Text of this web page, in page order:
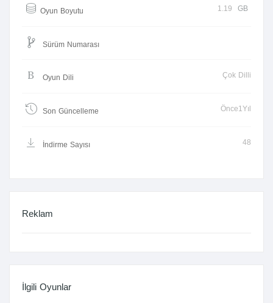
Oyun Boyutu 1.19 GB
Sürüm Numarası
Oyun Dili Çok Dilli
Son Güncelleme Önce1Yıl
İndirme Sayısı 48
Reklam
İlgili Oyunlar